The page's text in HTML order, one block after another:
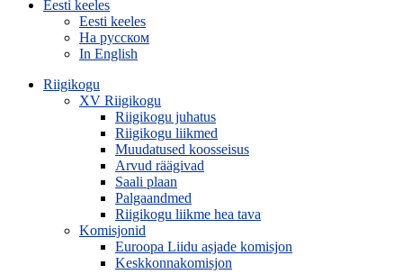
Eesti keeles
Eesti keeles
На русском
In English
Riigikogu
XV Riigikogu
Riigikogu juhatus
Riigikogu liikmed
Muudatused koosseisus
Arvud räägivad
Saali plaan
Palgaandmed
Riigikogu liikme hea tava
Komisjonid
Euroopa Liidu asjade komisjon
Keskkonnakomisjon